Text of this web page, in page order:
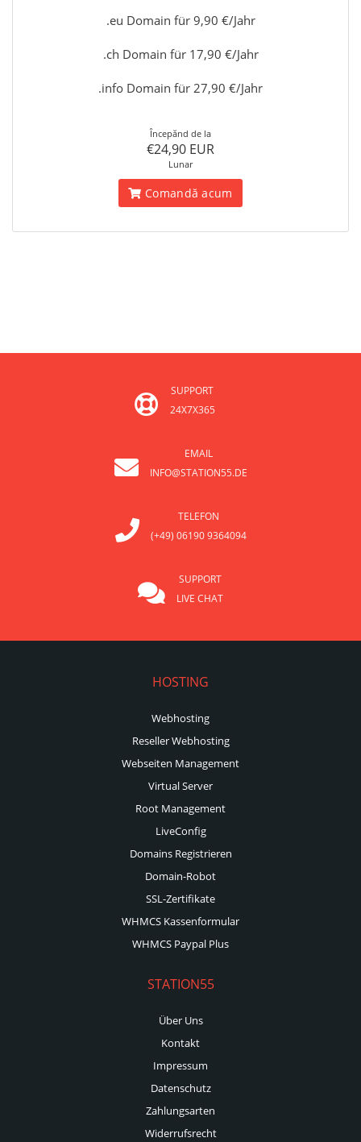
.eu Domain für 9,90 €/Jahr
.ch Domain für 17,90 €/Jahr
.info Domain für 27,90 €/Jahr
Începănd de la
€24,90 EUR
Lunar
Comandă acum
SUPPORT
24X7X365
EMAIL
INFO@STATION55.DE
TELEFON
(+49) 06190 9364094
SUPPORT
LIVE CHAT
HOSTING
Webhosting
Reseller Webhosting
Webseiten Management
Virtual Server
Root Management
LiveConfig
Domains Registrieren
Domain-Robot
SSL-Zertifikate
WHMCS Kassenformular
WHMCS Paypal Plus
STATION55
Über Uns
Kontakt
Impressum
Datenschutz
Zahlungsarten
Widerrufsrecht